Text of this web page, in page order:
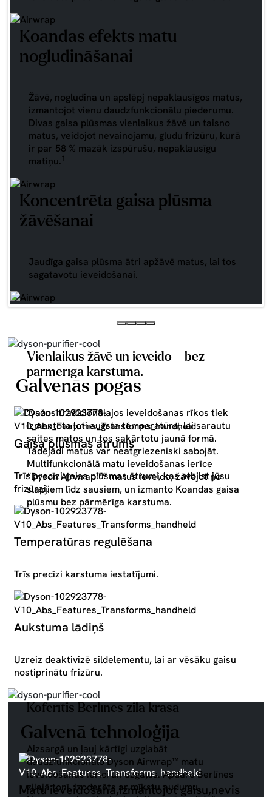
Koandas efekts matu
nogludināšanai
Žāvē, nogludina un apslēpj nepaklausīgos matus,
izmantojot vienu daudzfunkcionālu piederumu.
Divas gaisa plūsmas vienlaikus žāvē un taisno
matus, veidojot nevainojamu, gludu frizūru, kurā
ir par 58 % mazāk izspūrušu, nepaklausīgu
matiņu.1
Koncentrēta gaisa plūsma
žāvēšanai
Jaudīga gaisa plūsma ātri apžāvē matus, lai tos
sagatavotu ieveidošanai.
Vienlaikus žāvē un ieveido – bez
pārmērīga karstuma.
'Dažos tradicionālajos ieveidošanas rīkos tiek
izmantota ļoti augsta temperatūra, lai sarautu
saites matos un tos sakārtotu jaunā formā.
Tādējādi matus var neatgriezeniski sabojāt.
Multifunkcionālā matu ieveidošanas ierīce
“Dyson Airwrap™” matus ieveido, žāvējot no
slapjiem līdz sausiem, un izmanto Koandas gaisa
plūsmu bez pārmērīga karstuma.
Galvenās pogas
Gaisa plūsmas ātrums
Trīs precīzi gaisa plūsmas ātrumi, kas atbilst jūsu
frizūrai.
Temperatūras regulēšana
Trīs precīzi karstuma iestatījumi.
Aukstuma lādiņš
Uzreiz deaktivizē sildelementu, lai ar vēsāku gaisu
nostiprinātu frizūru.
Koferītis Berlīnes zilā krāsā
Aizsargā un ļauj kārtīgi uzglabāt
daudzfunkcionālo Dyson Airwrap™ matu
ieveidošanas ierīci un uzgaļus. Apdare Berlīnes
zilajā tonī, izoderēts ar mīkstu audumu.
Galvenā tehnoloģija
Matu ieveidošana,izmantojot gaisu,nevis